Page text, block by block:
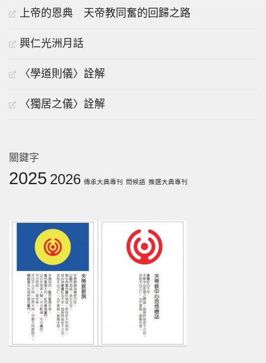
上帝的恩典 天帝教同奮的回歸之路
興仁光洲月話
〈學道則儀〉詮解
〈獨居之儀〉詮解
關鍵字
2025 2026 傳承大典專刊 問候語 推選大典專刊